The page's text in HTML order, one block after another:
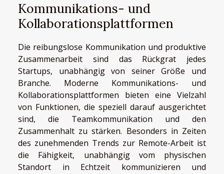
Kommunikations- und
Kollaborationsplattformen
Die reibungslose Kommunikation und produktive
Zusammenarbeit sind das Rückgrat jedes
Startups, unabhängig von seiner Größe und
Branche. Moderne Kommunikations- und
Kollaborationsplattformen bieten eine Vielzahl
von Funktionen, die speziell darauf ausgerichtet
sind, die Teamkommunikation und den
Zusammenhalt zu stärken. Besonders in Zeiten
des zunehmenden Trends zur Remote-Arbeit ist
die Fähigkeit, unabhängig vom physischen
Standort in Echtzeit kommunizieren und